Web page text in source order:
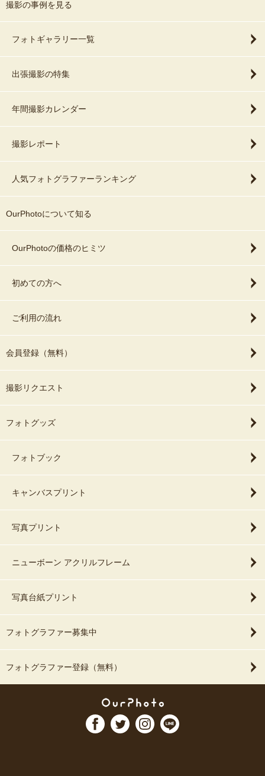
撮影の事例を見る
フォトギャラリー一覧
出張撮影の特集
年間撮影カレンダー
撮影レポート
人気フォトグラファーランキング
OurPhotoについて知る
OurPhotoの価格のヒミツ
初めての方へ
ご利用の流れ
会員登録（無料）
撮影リクエスト
フォトグッズ
フォトブック
キャンバスプリント
写真プリント
ニューボーン アクリルフレーム
写真台紙プリント
フォトグラファー募集中
フォトグラファー登録（無料）